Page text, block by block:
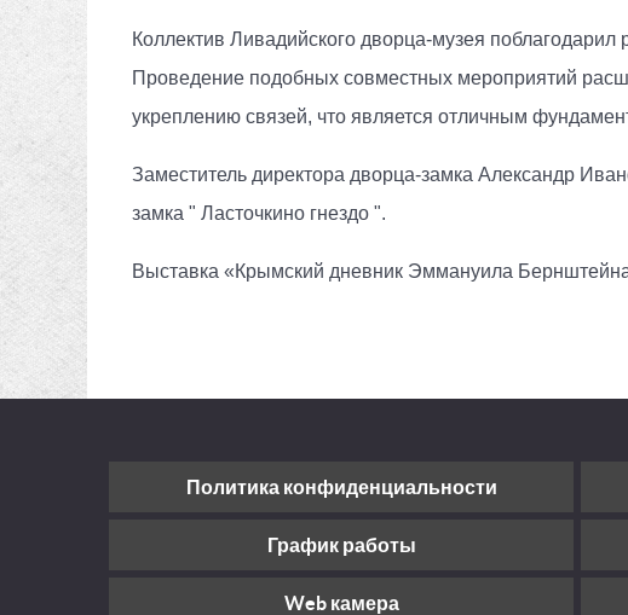
Коллектив Ливадийского дворца-музея
Проведение подобных совместных мероприятий
укреплению связей, что является отличным
Заместитель директора дворца-замка Александр
замка " Ласточкино гнездо ".
Выставка «Крымский дневник Эммануила
Политика конфиденциальности
График работы
Web камера